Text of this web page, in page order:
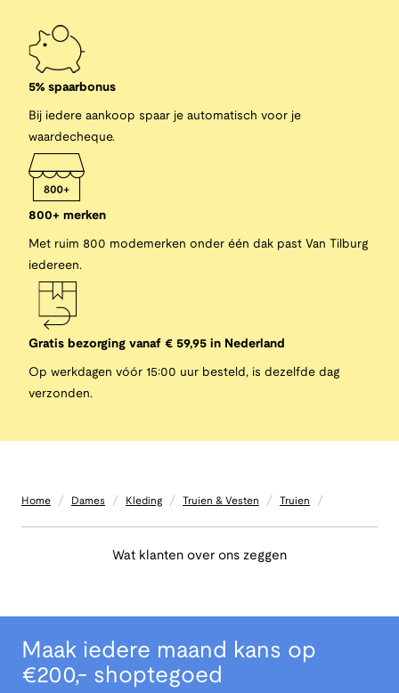
5% spaarbonus
Bij iedere aankoop spaar je automatisch voor je
waardecheque.
800+ merken
Met ruim 800 modemerken onder één dak past Van Tilburg
iedereen.
Gratis bezorging vanaf € 59,95 in Nederland
Op werkdagen vóór 15:00 uur besteld, is dezelfde dag
verzonden.
Home / Dames / Kleding / Truien & Vesten / Truien /
Wat klanten over ons zeggen
Maak iedere maand kans op
€200,- shoptegoed